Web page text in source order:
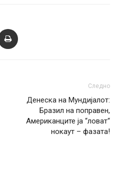
Следно
Денеска на Мундијалот:
Бразил на поправен,
Американците ја “ловат“
нокаут – фазата!